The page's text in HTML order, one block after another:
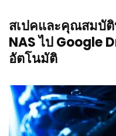
สเปคและคุณสมบั
NAS ไป Google
อัตโนมัติ